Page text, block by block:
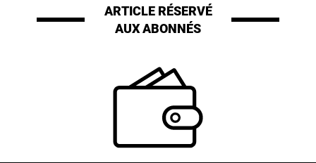
ARTICLE RÉSERVÉ
AUX ABONNÉS